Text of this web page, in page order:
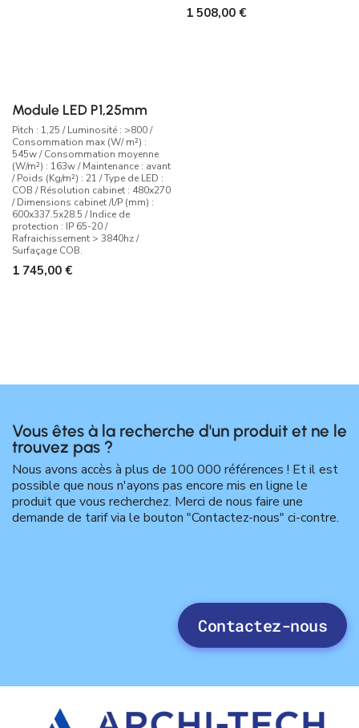
1 508,00€
Module LED P1,25mm
Pitch : 1,25 / Luminosité : >800 /
Consommation max (W/ m²) :
545w / Consommation moyenne
(W/m²) : 163w / Maintenance : avant
/ Poids (Kg/m²) : 21 / Type de LED :
COB / Résolution cabinet : 480x270
/ Dimensions cabinet /l/P (mm) :
600x337.5x28.5 / Indice de
protection : IP 65-20 /
Rafraichissement > 3840hz /
Surfaçage COB.
1 745,00 €
Vous êtes à la recherche d'un produit et ne le
trouvez pas ?
Nous avons accès à plus de 100 000 références ! Et il est
possible que nous n'ayons pas encore mis en ligne le
produit que vous recherchez. Merci de nous faire une
demande de tarif via le bouton "Contactez-nous" ci-contre.
Contactez-nous